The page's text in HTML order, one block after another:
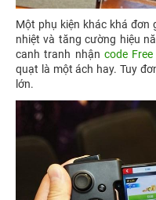
Một phụ kiện khác khá đơn
nhiệt và tăng cường hiệu
canh tranh nhận code Free
quạt là một ách hay. Tuy
lớn.